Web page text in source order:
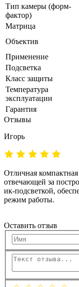
Тип камеры (форм-
фактор)
Матрица
Объектив
Применение
Подсветка
Класс защиты
Температура
эксплуатации
Гарантия
Отзывы
Игорь
Отличная
отвечающей за
ик-подсветкой,
режим работы.
Оставить отзыв